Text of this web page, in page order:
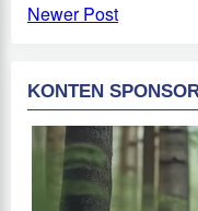
Newer Post